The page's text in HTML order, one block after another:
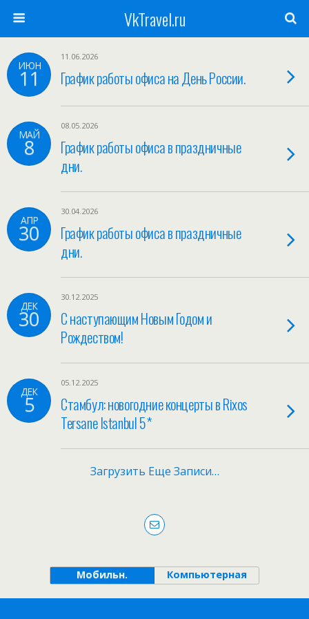
VkTravel.ru
ИЮН
11
11.06.2026
График работы офиса на День России.
МАЙ
8
08.05.2026
График работы офиса в праздничные
дни.
АПР
30
30.04.2026
График работы офиса в праздничные
дни.
ДЕК
30
30.12.2025
С наступающим Новым Годом и
Рождеством!
ДЕК
5
05.12.2025
Стамбул: новогодние концерты в Rixos
Tersane Istanbul 5*
Загрузить Еще Записи…
Мобильн. Компьютерная